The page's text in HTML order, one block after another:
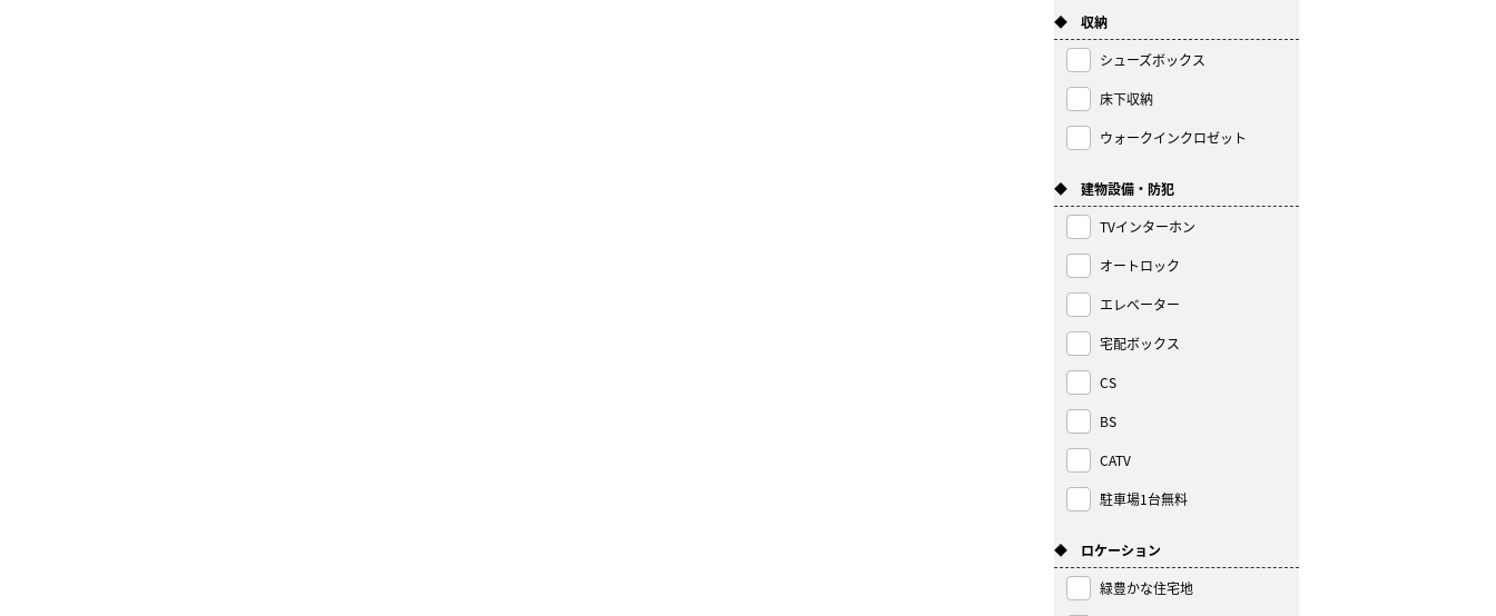
◆ 収納
シューズボックス
床下収納
ウォークインクロゼット
◆ 建物設備・防犯
TVインターホン
オートロック
エレベーター
宅配ボックス
CS
BS
CATV
駐車場1台無料
◆ ロケーション
緑豊かな住宅地